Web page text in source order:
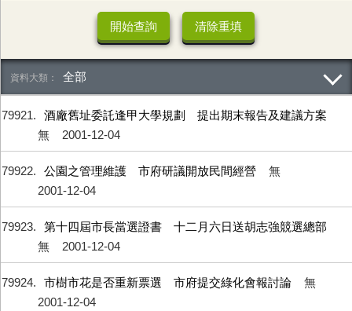
全部
79921
酒廠舊址委託逢甲大學規劃 提出期末報告及建議方案
無
2001-12-04
79922 公園之管理維護 市府研議開放民間經營
無
2001-12-04
79923
第十四屆市長當選證書 十二月六日送胡志強競選總部
無
2001-12-04
79924 市樹市花是否重新票選 市府提交綠化會報討論
無
2001-12-04